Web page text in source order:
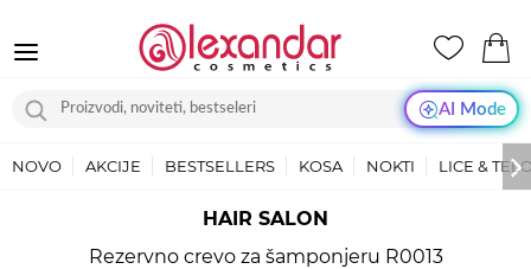
AI Mode
NOVO AKCIJE BESTSELLERS KOSA NOKTI LICE &
HAIR SALON
Rezervno crevo za šamponjeru R0013